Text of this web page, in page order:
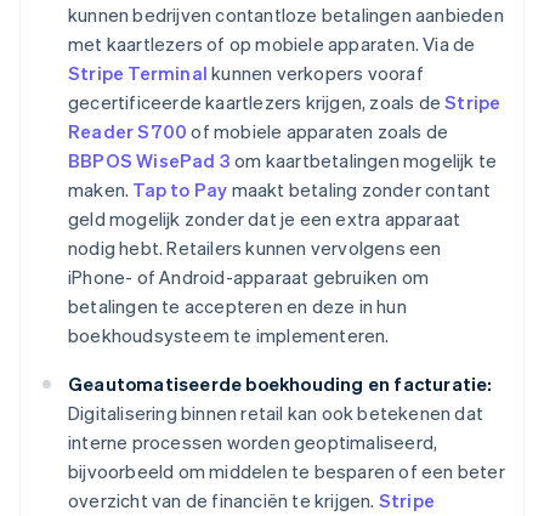
kunnen bedrijven contantloze betalingen aanbieden
met kaartlezers of op mobiele apparaten. Via de
Stripe Terminal kunnen verkopers vooraf
gecertificeerde kaartlezers krijgen, zoals deStripe
Reader S700 of mobiele apparaten zoals de
BBPOS WisePad 3 om kaartbetalingen mogelijk te
maken. Tap to Pay maakt betaling zonder contant
geld mogelijk zonder dat je een extra apparaat
nodig hebt. Retailers kunnen vervolgens een
iPhone- of Android-apparaat gebruiken om
betalingen te accepteren en deze in hun
boekhoudsysteem te implementeren.
Geautomatiseerde boekhouding en facturatie:
Digitalisering binnen retail kan ook betekenen dat
interne processen worden geoptimaliseerd,
bijvoorbeeld om middelen te besparen of een beter
overzicht van de financiën te krijgen. Stripe